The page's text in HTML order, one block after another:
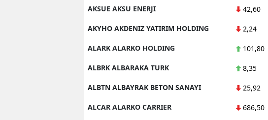
AKSUE AKSU ENERJI 42,60
AKYHO AKDENIZ YATIRIM HOLDING 2,24
ALARK ALARKO HOLDING 101,80
ALBRK ALBARAKA TURK 8,35
ALBTN ALBAYRAK BETON SANAYI 25,92
ALCAR ALARKO CARRIER 686,50